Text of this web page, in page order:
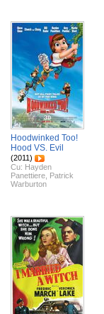
Hoodwinked Too!
Hood VS. Evil
(2011)
Cu: Hayden
Panettiere Patrick
Warburton